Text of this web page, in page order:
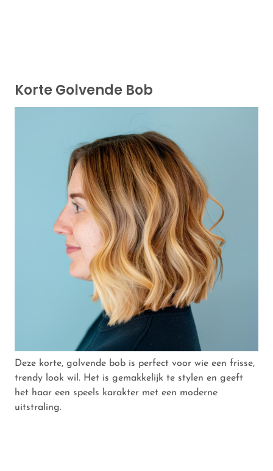
Korte Golvende Bob
Deze korte, golvende bob is perfect voor wie een frisse,
trendy look wil. Het is gemakkelijk te stylen en geeft
het haar een speels karakter met een moderne
uitstraling.